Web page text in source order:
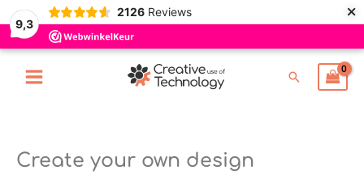
9,3
2126 Reviews ×
Skip
to
Search
Create your own design